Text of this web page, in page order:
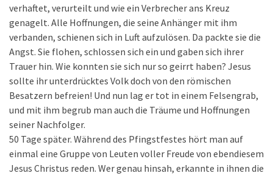
verhaftet, verurteilt und wie ein Verbrecher ans Kreuz
genagelt. Alle Hoffnungen, die seine Anhänger mit ihm
verbanden, schienen sich in Luft aufzulösen. Da packte sie die
Angst. Sie flohen, schlossen sich ein und gaben sich ihrer
Trauer hin. Wie konnten sie sich nur so geirrt haben? Jesus
sollte ihr unterdrücktes Volk doch von den römischen
Besatzern befreien! Und nun lag er tot in einem Felsengrab,
und mit ihm begrub man auch die Träume und Hoffnungen
seiner Nachfolger.
50 Tage später. Während des Pfingstfestes hört man auf
einmal eine Gruppe von Leuten voller Freude von ebendiesem
Jesus Christus reden. Wer genau hinsah, erkannte in ihnen die